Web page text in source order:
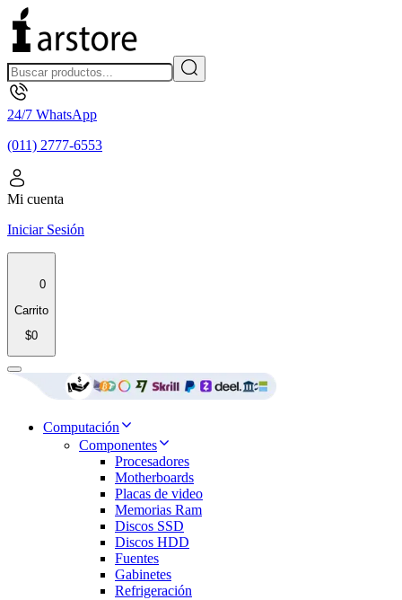
24/7 WhatsApp
(011) 2777-6553
Mi cuenta
Iniciar Sesión
0
Carrito
$0
Computación
Componentes
Procesadores
Motherboards
Placas de video
Memorias Ram
Discos SSD
Discos HDD
Fuentes
Gabinetes
Refrigeración